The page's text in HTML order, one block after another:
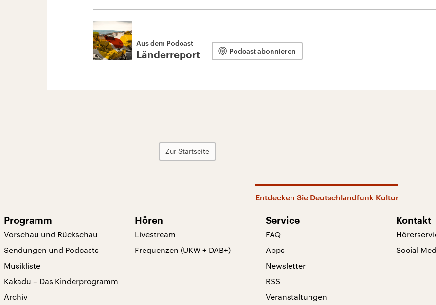
Aus dem Podcast
Länderreport Podcast abonnieren
Zur Startseite
Entdecken Sie Deutschlandfunk Kultur
Programm
Vorschau und Rückschau
Sendungen und Podcasts
Musikliste
Kakadu – Das Kinderprogramm
Archiv
Hören
Livestream
Frequenzen (UKW + DAB+)
Service
FAQ
Apps
Newsletter
RSS
Veranstaltungen
Kontakt
Social